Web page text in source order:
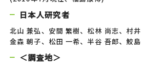
日本人研究者
北山 兼弘、安間 繁樹、松林 尚志、村井
金森 朝子、松田 一希、半谷 吾郎、鮫
＜調査地＞